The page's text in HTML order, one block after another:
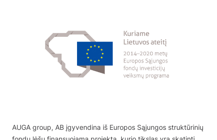
AUGA group, AB įgyvendina iš Europos Sąjungos struktūrinių